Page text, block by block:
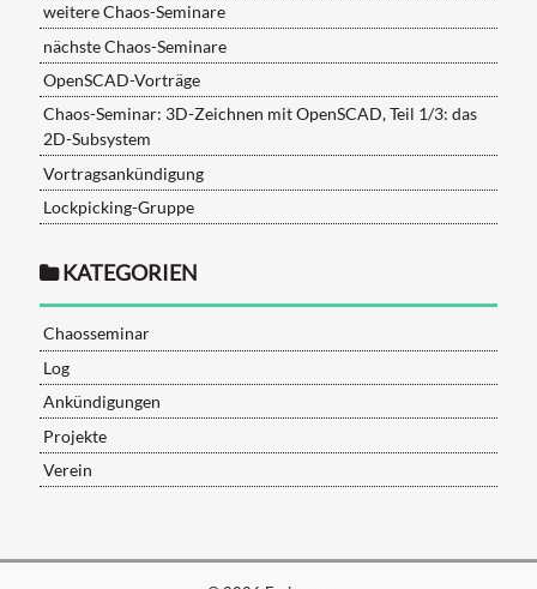
weitere Chaos-Seminare
nächste Chaos-Seminare
OpenSCAD-Vorträge
Chaos-Seminar: 3D-Zeichnen mit OpenSCAD, Teil 1/3: das
2D-Subsystem
Vortragsankündigung
Lockpicking-Gruppe
KATEGORIEN
Chaosseminar
Log
Ankündigungen
Projekte
Verein